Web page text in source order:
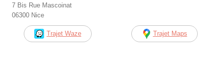
7 Bis Rue Mascoinat
06300 Nice
Trajet Waze Trajet Maps